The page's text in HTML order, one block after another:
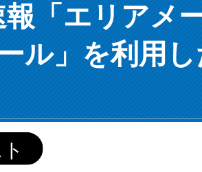
報「エリアメ
ル」を利用